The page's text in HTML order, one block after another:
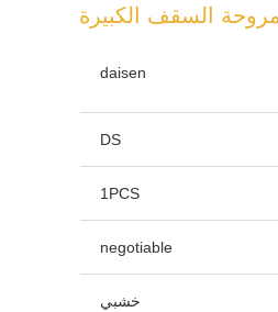
مروحة السقف الكبيرة
daisen
DS
1PCS
negotiable
خشبي